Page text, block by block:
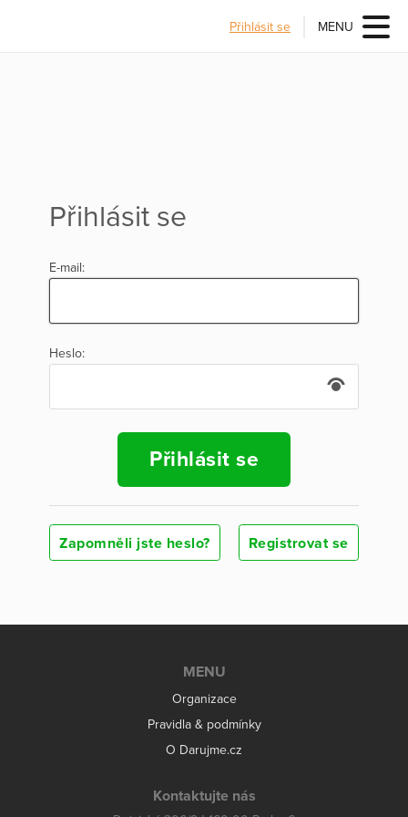
Přihlásit se MENU
Přihlásit se
E-mail:
Heslo:
Přihlásit se
Zapomněli jste heslo? Registrovat se
MENU
Organizace
Pravidla & podmínky
O Darujme.cz
Kontaktujte nás